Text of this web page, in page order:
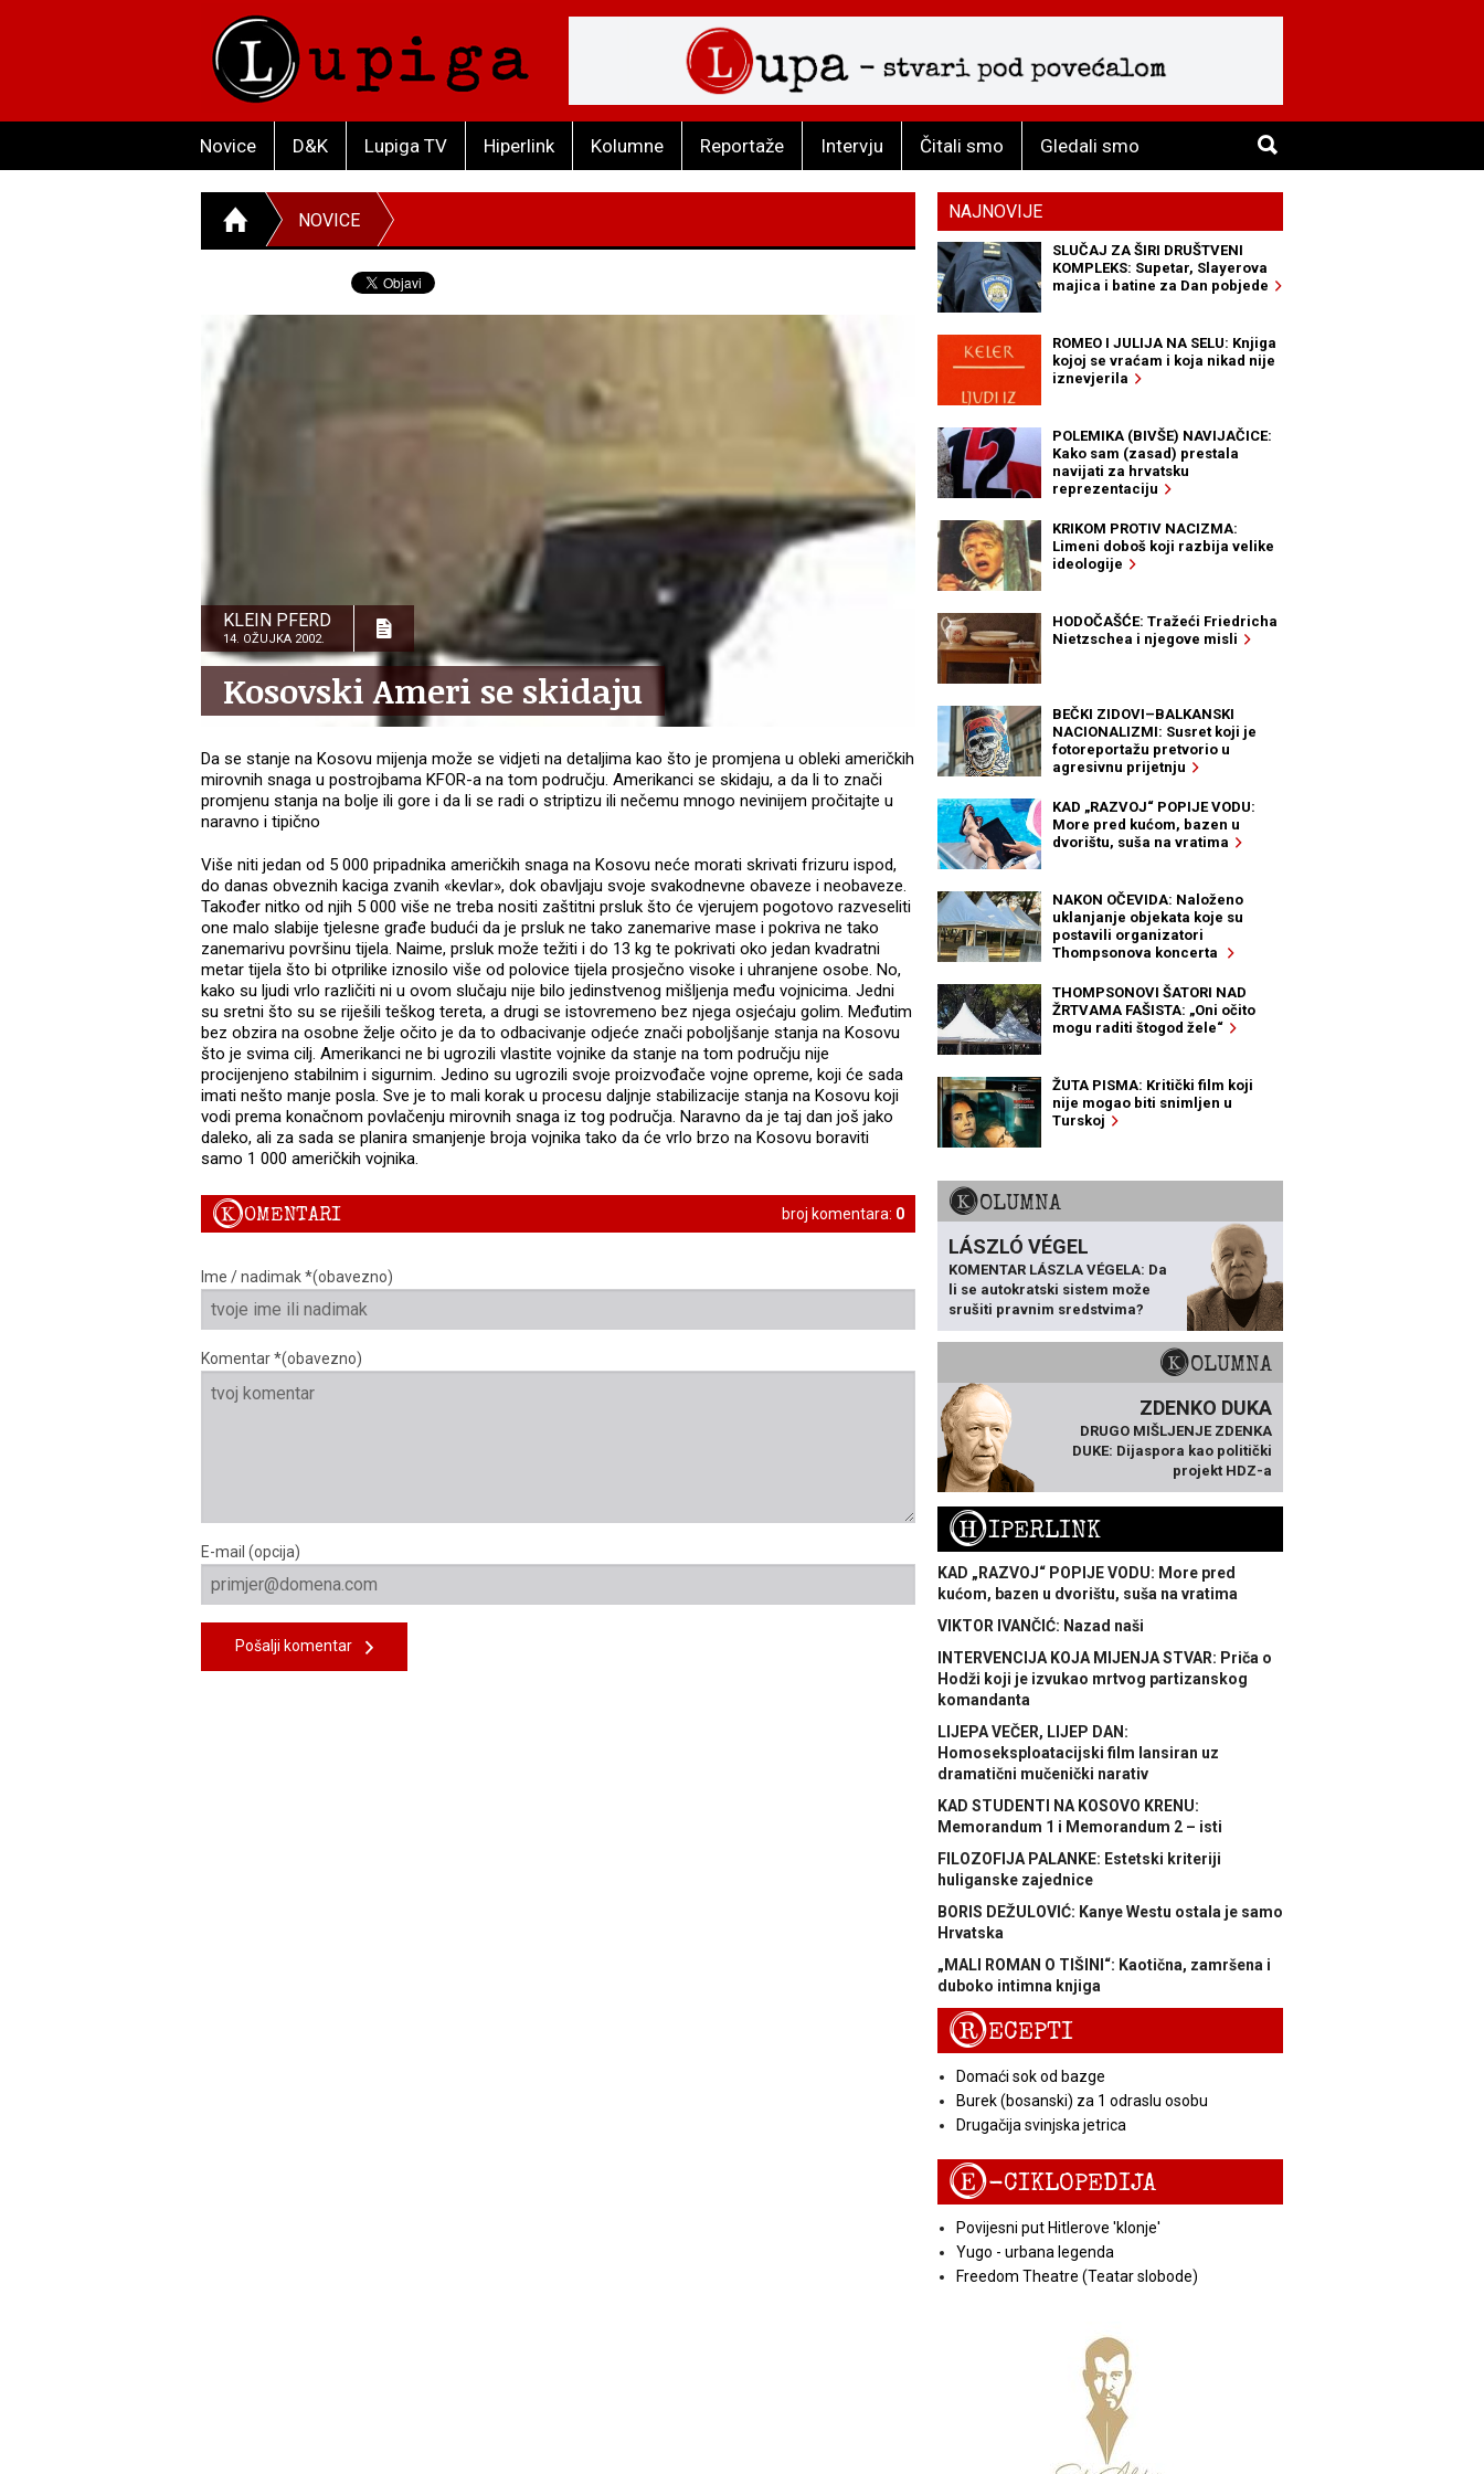
Novice D&K Lupiga TV Hiperlink Kolumne Reportaže Intervju Čitali smo Gledali smo
NOVICE
KLEIN PFERD
14. OŽUJKA 2002.
Kosovski Ameri se skidaju
Da se stanje na Kosovu mijenja može se vidjeti na detaljima kao što je promjena u obleki američkih
mirovnih snaga u postrojbama KFOR-a na tom području. Amerikanci se skidaju, a da li to znači
promjenu stanja na bolje ili gore i da li se radi o striptizu ili nečemu mnogo nevinijem pročitajte u
naravno i tipično
Više niti jedan od 5 000 pripadnika američkih snaga na Kosovu neće morati skrivati frizuru ispod,
do danas obveznih kaciga zvanih «kevlar», dok obavljaju svoje svakodnevne obaveze i neobaveze.
Također nitko od njih 5 000 više ne treba nositi zaštitni prsluk što će vjerujem pogotovo razveseliti
one malo slabije tjelesne građe budući da je prsluk ne tako zanemarive mase i pokriva ne tako
zanemarivu površinu tijela. Naime, prsluk može težiti i do 13 kg te pokrivati oko jedan kvadratni
metar tijela što bi otprilike iznosilo više od polovice tijela prosječno visoke i uhranjene osobe. No,
kako su ljudi vrlo različiti ni u ovom slučaju nije bilo jedinstvenog mišljenja među vojnicima. Jedni
su sretni što su se riješili teškog tereta, a drugi se istovremeno bez njega osjećaju golim. Međutim
bez obzira na osobne želje očito je da to odbacivanje odjeće znači poboljšanje stanja na Kosovu
što je svima cilj. Amerikanci ne bi ugrozili vlastite vojnike da stanje na tom području nije
procijenjeno stabilnim i sigurnim. Jedino su ugrozili svoje proizvođače vojne opreme, koji će sada
imati nešto manje posla. Sve je to mali korak u procesu daljnje stabilizacije stanja na Kosovu koji
vodi prema konačnom povlačenju mirovnih snaga iz tog područja. Naravno da je taj dan još jako
daleko, ali za sada se planira smanjenje broja vojnika tako da će vrlo brzo na Kosovu boraviti
samo 1 000 američkih vojnika.
broj komentara: 0
KOMENTARI
Ime / nadimak *(obavezno)
Komentar *(obavezno)
E-mail (opcija)
Pošalji komentar
NAJNOVIJE
SLUČAJ ZA ŠIRI DRUŠTVENI
KOMPLEKS: Supetar, Slayerova
majica i batine za Dan pobjede
ROMEO I JULIJA NA SELU: Knjiga
kojoj se vraćam i koja nikad nije
iznevjerila
POLEMIKA (BIVŠE) NAVIJAČICE:
Kako sam (zasad) prestala
navijati za hrvatsku
reprezentaciju
KRIKOM PROTIV NACIZMA:
Limeni doboš koji razbija velike
ideologije
HODOČAŠĆE: Tražeći Friedricha
Nietzschea i njegove misli
BEČKI ZIDOVI–BALKANSKI
NACIONALIZMI: Susret koji je
fotoreportažu pretvorio u
agresivnu prijetnju
KAD „RAZVOJ“ POPIJE VODU:
More pred kućom, bazen u
dvorištu, suša na vratima
NAKON OČEVIDA: Naloženo
uklanjanje objekata koje su
postavili organizatori
Thompsonova koncerta
THOMPSONOVI ŠATORI NAD
ŽRTVAMA FAŠISTA: „Oni očito
mogu raditi štogod žele“
ŽUTA PISMA: Kritički film koji
nije mogao biti snimljen u
Turskoj
KOLUMNA
LÁSZLÓ VÉGEL
KOMENTAR LÁSZLA VÉGELA: Da
li se autokratski sistem može
srušiti pravnim sredstvima?
KOLUMNA
ZDENKO DUKA
DRUGO MIŠLJENJE ZDENKA
DUKE: Dijaspora kao politički
projekt HDZ-a
HIPERLINK
KAD „RAZVOJ“ POPIJE VODU: More pred
kućom, bazen u dvorištu, suša na vratima
VIKTOR IVANČIĆ: Nazad naši
INTERVENCIJA KOJA MIJENJA STVAR: Priča o
Hodži koji je izvukao mrtvog partizanskog
komandanta
LIJEPA VEČER, LIJEP DAN:
Homoseksploatacijski film lansiran uz
dramatični mučenički narativ
KAD STUDENTI NA KOSOVO KRENU:
Memorandum 1 i Memorandum 2 – isti
FILOZOFIJA PALANKE: Estetski kriteriji
huliganske zajednice
BORIS DEŽULOVIĆ: Kanye Westu ostala je samo
Hrvatska
„MALI ROMAN O TIŠINI“: Kaotična, zamršena i
duboko intimna knjiga
RECEPTI
Domaći sok od bazge
Burek (bosanski) za 1 odraslu osobu
Drugačija svinjska jetrica
E-CIKLOPEDIJA
Povijesni put Hitlerove 'klonje'
Yugo - urbana legenda
Freedom Theatre (Teatar slobode)